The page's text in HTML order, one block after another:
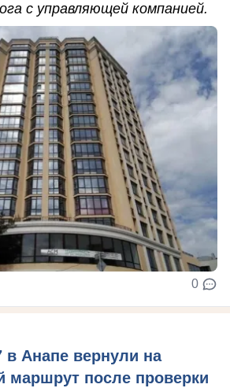
с управляющей компанией.
0
Анапе вернули на
маршрут после проверки